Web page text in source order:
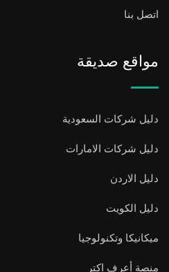
اتصل بنا
مواقع صديقة
دليل شركات السعودية
دليل شركات الامارات
دليل الاردن
دليل الكويت
ميكانيكا وتكنولوجيا
منصة أعرف اكتر